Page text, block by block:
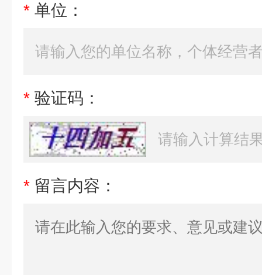
* 单位：
* 验证码：
* 留言内容：